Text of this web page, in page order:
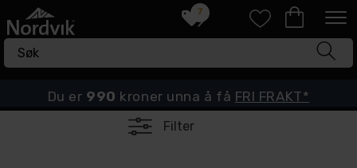
7
Du er 990 kroner unna å få FRI FRAKT*
Filter